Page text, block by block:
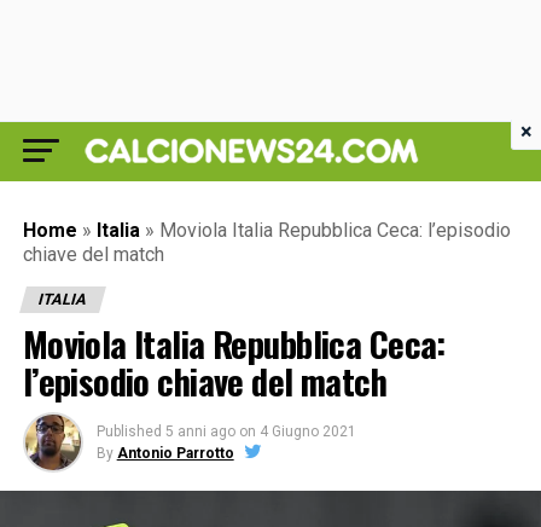
Home » Italia » Moviola Italia Repubblica Ceca: l’episodio
chiave del match
ITALIA
Moviola Italia Repubblica Ceca:
l’episodio chiave del match
Published 5 anni ago on 4 Giugno 2021
By Antonio Parrotto
×